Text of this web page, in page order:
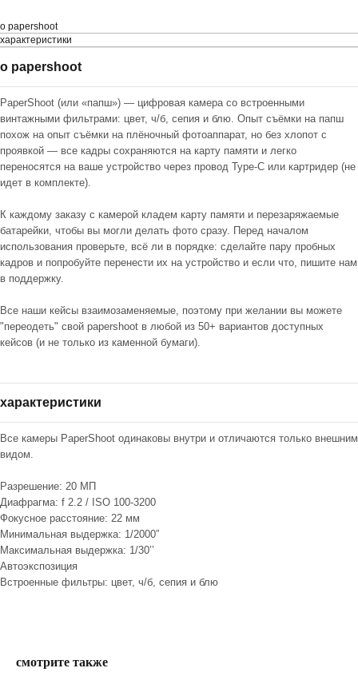
o papershoot
характеристики
o papershoot
PaperShoot (или «папш») — цифровая камера со встроенными
винтажными фильтрами: цвет, ч/б, сепия и блю. Опыт съёмки на папш
похож на опыт съёмки на плёночный фотоаппарат, но без хлопот с
проявкой — все кадры сохраняются на карту памяти и легко
переносятся на ваше устройство через провод Type-C или картридер (не
идет в комплекте).
​​К каждому заказу с камерой кладем карту памяти и перезаряжаемые
батарейки, чтобы вы могли делать фото сразу. Перед началом
использования проверьте, всё ли в порядке: сделайте пару пробных
кадров и попробуйте перенести их на устройство и если что, пишите нам
в поддержку.
Все наши кейсы взаимозаменяемые, поэтому при желании вы можете
"переодеть" свой papershoot в любой из 50+ вариантов доступных
кейсов (и не только из каменной бумаги).
характеристики
Все камеры PaperShoot одинаковы внутри и отличаются только внешним
видом.
Разрешение: 20 МП
Диафрагма: f 2.2 / ISO 100-3200
Фокусное расстояние: 22 мм
Минимальная выдержка: 1/2000”
Максимальная выдержка: 1/30’’
Автоэкспозиция
Встроенные фильтры: цвет, ч/б, сепия и блю
смотрите также